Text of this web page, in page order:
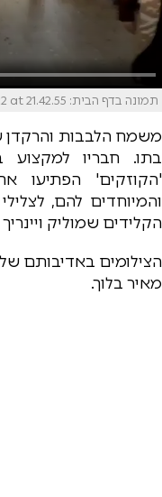
תמונה בדף הבית: WhatsApp Image 2018-05-22 at 21.42.55
משמח הלבבות
בתו. חבריו
'הקוזקים' הפתיעו
והמיוחדים להם,
הקלידים שמוליק
הצילומים באדיבותם
מאיר בלוך.